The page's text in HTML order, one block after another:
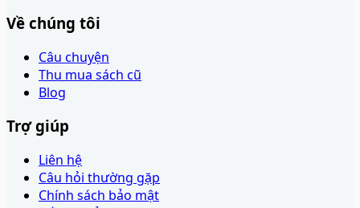
Về chúng tôi
Câu chuyện
Thu mua sách cũ
Blog
Trợ giúp
Liên hệ
Câu hỏi thường gặp
Chính sách bảo mật